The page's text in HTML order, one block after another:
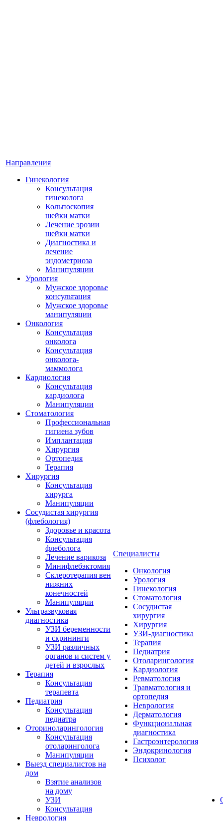
Направления
Гинекология
Консультация
гинеколога
Кольпоскопия
шейки матки
Лечение эрозии
шейки матки
Диагностика и
лечение
эндометриоза
Манипуляции
Урология
Мужское здоровье
консультация
Мужское здоровье
манипуляции
Онкология
Консультация
онколога
Консультация
онколога-
маммолога
Кардиология
Консультация
кардиолога
Манипуляции
Стоматология
Профессиональная
гигиена зубов
Имплантация
Хирургия
Ортопедия
Терапия
Хирургия
Консультация
хирурга
Манипуляции
Cосудистая хирургия
(флебология)
Здоровье и красота
Консультация
флеболога
Лечение варикоза
Минифлебэктомия
Склеротерапия вен
нижних
конечностей
Манипуляции
Ультразвуковая
диагностика
УЗИ беременности
и скрининги
УЗИ различных
органов и систем у
детей и взрослых
Терапия
Консультация
терапевта
Педиатрия
Консультация
педиатра
Оториноларингология
Консультация
отоларинголога
Манипуляции
Выезд специалистов на
дом
Взятие анализов
на дому
УЗИ
Консультация
Неврология
Специалисты
Онкология
Урология
Гинекология
Стоматология
Сосудистая
хирургия
Хирургия
УЗИ-диагностика
Терапия
Педиатрия
Отоларингология
Кардиология
Ревматология
Травматология и
ортопедия
Неврология
Дерматология
Функциональная
диагностика
Гастроэнтерология
Эндокринология
Психолог